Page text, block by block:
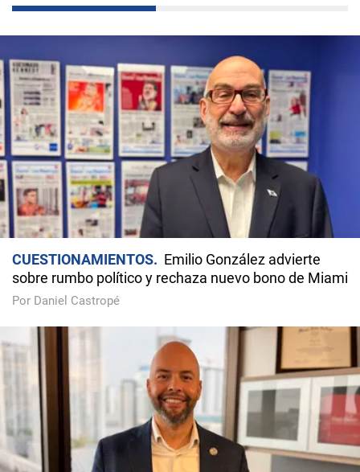
CUESTIONAMIENTOS
Emilio González advierte
sobre rumbo político y rechaza nuevo bono de Miami
Por Daniel Castropé